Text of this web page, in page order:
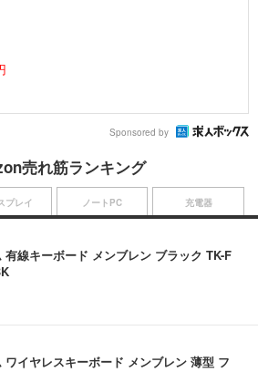
Sponsored by
売れ筋ランキング
有線キーボード メンブレン ブラック TK-F
ワイヤレスキーボード メンブレン 薄型 フ
プレイ ノートPC 充電器